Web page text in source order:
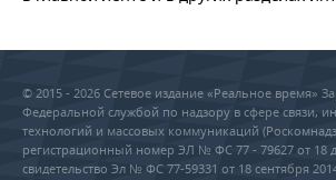
© 2015 - 2026 Сетевое издание «Реальное время»
Федеральной службой по надзору в сфере связи,
технологий и массовых коммуникаций
регистрационный номер ЭЛ № ФС 77 - 79627 от 18
свидетельство Эл № ФС 77-59331 от 18 сентября